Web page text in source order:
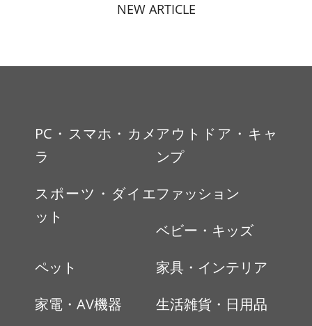
NEW ARTICLE
PC・スマホ・カメ
ラ
アウトドア・キャ
ンプ
スポーツ・ダイエ
ット
ファッション
ベビー・キッズ
ペット
家具・インテリア
家電・AV機器
生活雑貨・日用品